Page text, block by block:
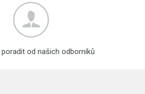
od našich odborníků